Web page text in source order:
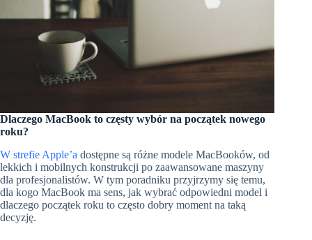
Dlaczego MacBook to częsty wybór na początek nowego
roku?
W strefie Apple’a dostępne są różne modele MacBooków, od
lekkich i mobilnych konstrukcji po zaawansowane maszyny
dla profesjonalistów. W tym poradniku przyjrzymy się temu,
dla kogo MacBook ma sens, jak wybrać odpowiedni model i
dlaczego początek roku to często dobry moment na taką
decyzję.